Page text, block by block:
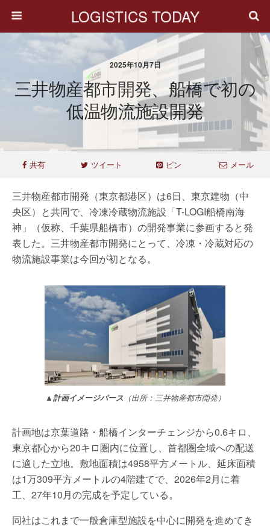
LOGISTICS TODAY
2025年10月7日
三井物産都市開発、船橋で初の
低温物流施設開発
共有 ツイート ピン メール
三井物産都市開発（東京都港区）は6日、東京建物（中
央区）と共同で、冷凍冷蔵物流施設「T-LOGI船橋南海
神」（仮称、千葉県船橋市）の開発事業に参画すると発
表した。三井物産都市開発にとって、冷凍・冷蔵対応の
物流施設事業は今回が初となる。
▲計画イメージパース （出所：三井物産都市開発）
計画地は京葉道路・船橋インターチェンジから0.6キロ、
東京都心から20キロ圏内に位置し、首都圏全域への配送
に適した立地。敷地面積は4958平方メートル、延床面積
は1万309平方メートルの4階建てで、2026年2月に着
工、27年10月の完成を予定している。
同社はこれまで一般倉庫型施設を中心に開発を進めてき